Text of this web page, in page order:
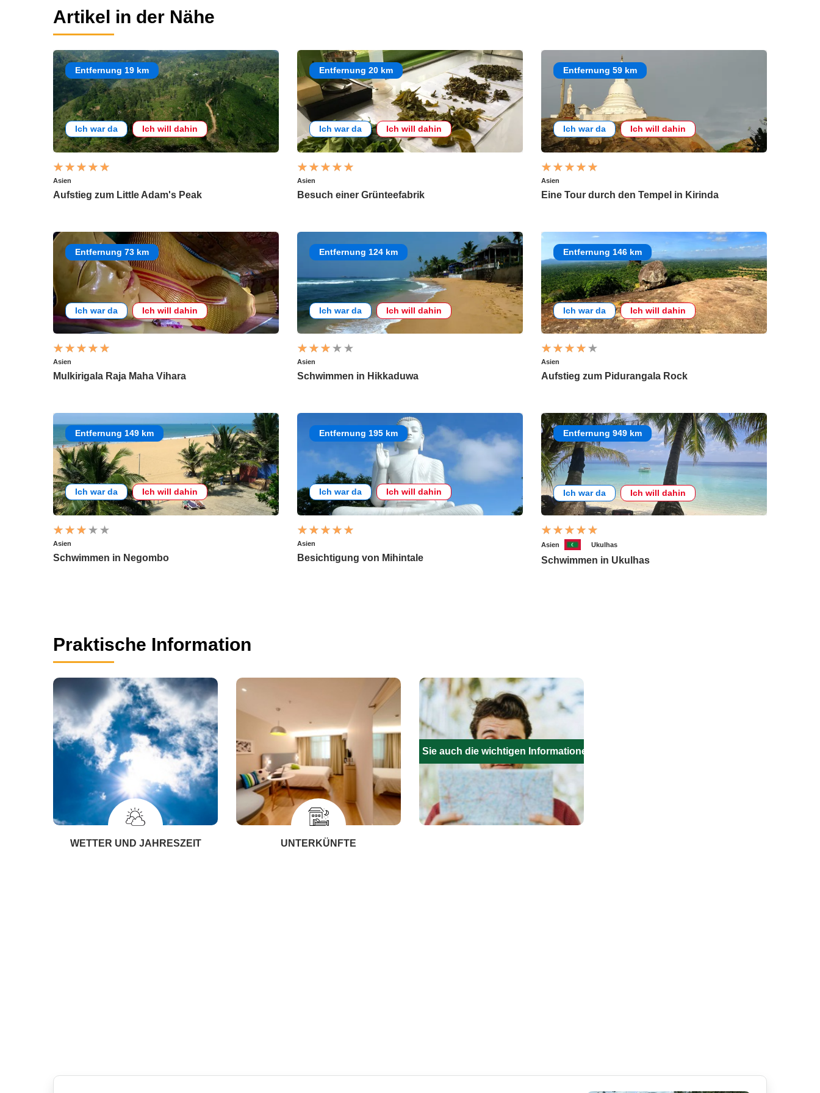
Artikel in der Nähe
Entfernung 19 km
Ich war da Ich will dahin
Asien
Aufstieg zum Little Adam's Peak
Entfernung 20 km
Ich war da Ich will dahin
Asien
Besuch einer Grünteefabrik
Entfernung 59 km
Ich war da Ich will dahin
Asien
Eine Tour durch den Tempel in Kirinda
Entfernung 73 km
Ich war da Ich will dahin
Asien
Mulkirigala Raja Maha Vihara
Entfernung 124 km
Ich war da Ich will dahin
Asien
Schwimmen in Hikkaduwa
Entfernung 146 km
Ich war da Ich will dahin
Asien
Aufstieg zum Pidurangala Rock
Entfernung 149 km
Ich war da Ich will dahin
Asien
Schwimmen in Negombo
Entfernung 195 km
Ich war da Ich will dahin
Asien
Besichtigung von Mihintale
Entfernung 949 km
Ich war da Ich will dahin
Asien Ukulhas
Schwimmen in Ukulhas
Praktische Information
WETTER UND JAHRESZEIT UNTERKÜNFTE
Füllen Sie auch die wichtigen Informationen aus